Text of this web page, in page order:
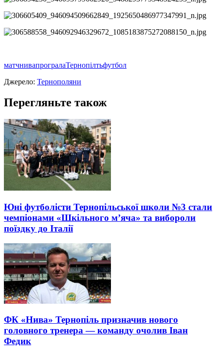
матчнивапрогралаТернопілтьфутбол
Джерело: Тернополяни
Перегляньте також
Юні футболісти Тернопільської школи №3 стали
чемпіонами «Шкільного м’яча» та вибороли
поїздку до Італії
ФК «Нива» Тернопіль призначив нового
головного тренера — команду очолив Іван
Федик